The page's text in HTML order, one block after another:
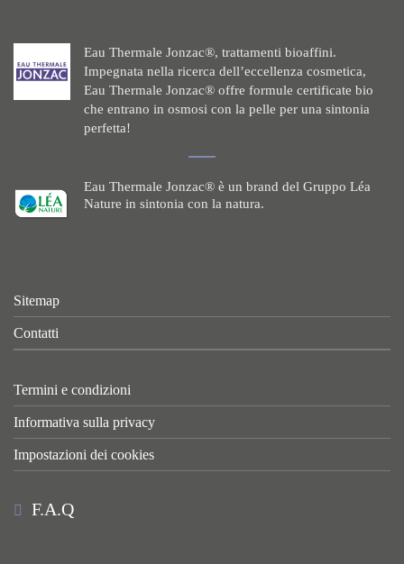
Eau Thermale Jonzac®, trattamenti bioaffini.
Impegnata nella ricerca dell’eccellenza cosmetica,
Eau Thermale Jonzac® offre formule certificate bio
che entrano in osmosi con la pelle per una sintonia
perfetta!
Eau Thermale Jonzac® è un brand del Gruppo Léa
Nature in sintonia con la natura.
Sitemap
Contatti
Termini e condizioni
Informativa sulla privacy
Impostazioni dei cookies
F.A.Q